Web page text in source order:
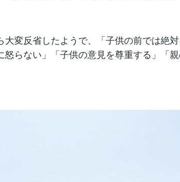
大変反省したようで、「子供の前では絶
怒らない」「子供の意見を尊重する」「